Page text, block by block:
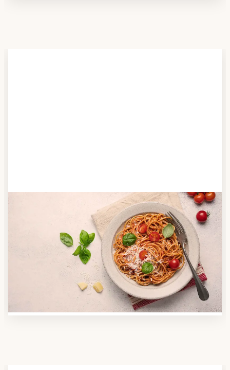
Anbieter finden
Nutzen Sie unsere große Mahlzeiten-Dienst-Suche,
um herauszufinden, welche Anbieter es in Ihrer
Region gibt und welcher am besten zu Ihnen passt.
Verschaffen Sie sich auch einen Überblick über die
Essen auf Rädern-Kosten.